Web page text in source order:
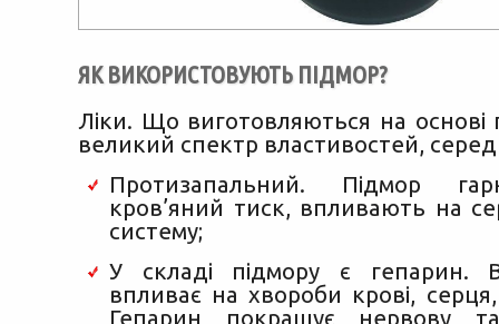
ЯК ВИКОРИСТОВУЮТЬ ПІДМОР?
Ліки. Що виготовляються на основі
великий спектр властивостей,
Протизапальний. Підмор
кров’яний тиск, впливають на
систему;
У складі підмору є гепарин.
впливає на хвороби крові,
Гепарин покращує нервову